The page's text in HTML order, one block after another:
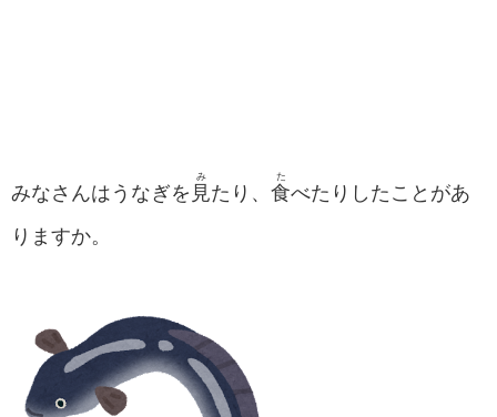
みなさんはうなぎを 見
み
たり、 食
た
べたりしたことがあ
りますか。